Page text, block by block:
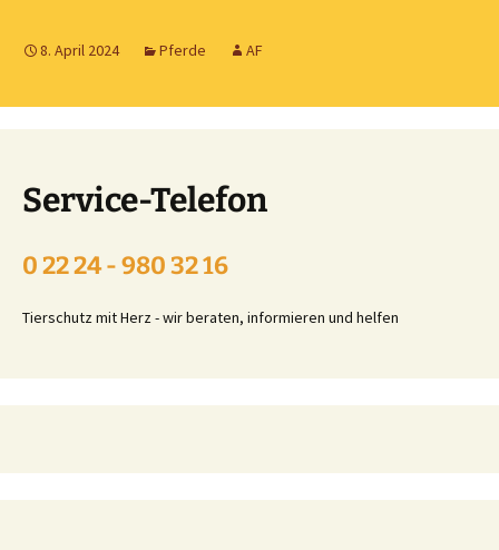
8. April 2024 Pferde AF
Service-Telefon
0 22 24 - 980 32 16
Tierschutz mit Herz - wir beraten, informieren und helfen